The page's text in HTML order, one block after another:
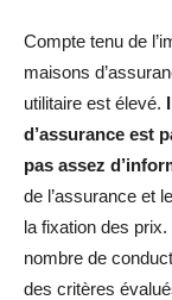
Compte tenu de
maisons
utilitaire est élevé.
d’assurance est
pas assez
de l’assurance et
la fixation des
nombre de
des critères